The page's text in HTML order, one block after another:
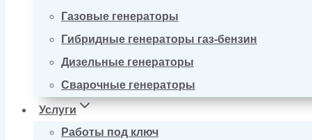
Газовые генераторы
Гибридные генераторы газ-бензин
Дизельные генераторы
Сварочные генераторы
Услуги
Работы под ключ